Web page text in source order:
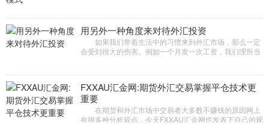
用另外一种角度来对待外汇投资
如果我们带着生活中的习惯来到外汇市场，那么一定
会受到很大的伤害。例如一个月发一次工资，我们理所当
FXXAU汇金网:期货外汇交易掌握平仓技术更
重要
在期货和外汇市场中交易者大多数不赚钱的原因网上
有很多种分析观点，今天FXXAU汇金网也发表下自己的观